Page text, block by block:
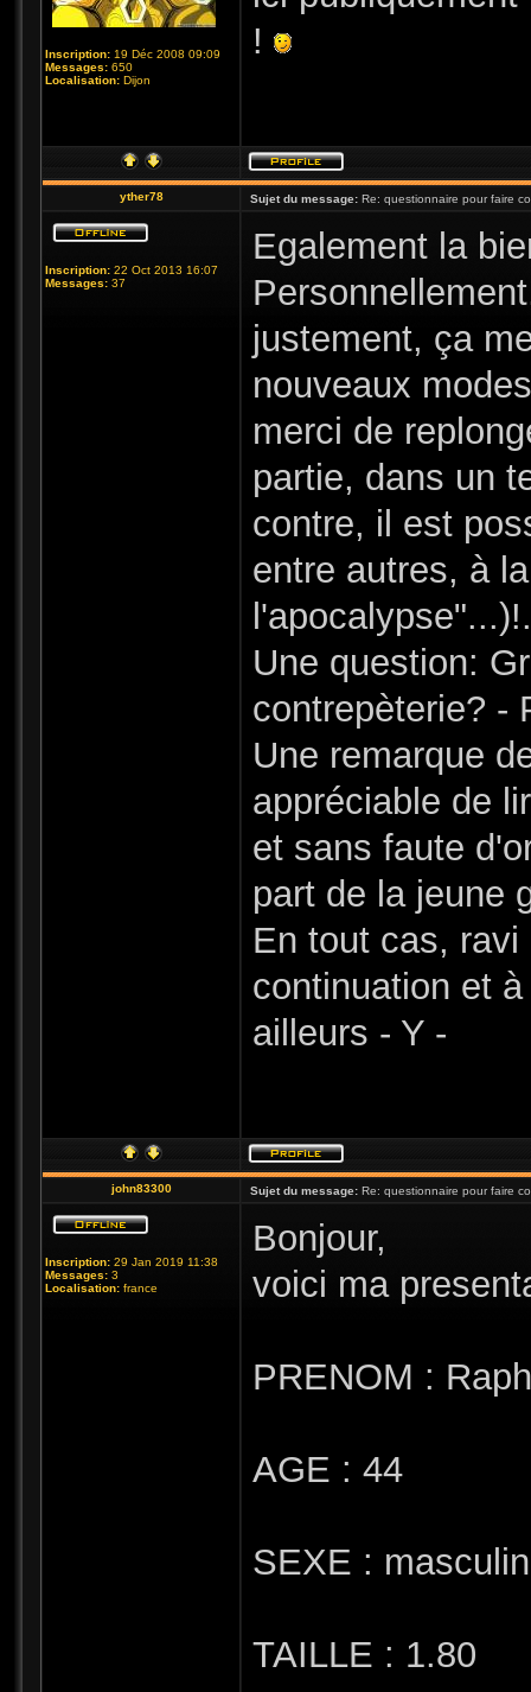
Inscription: 19 Déc 2008 09:09
Messages: 650
Localisation: Dijon
!
yther78 Sujet du message: Re: questionnaire pour faire
Inscription: 22 Oct 2013 16:07
Messages: 37
Egalement la
justement, ça
nouveaux
merci de
partie, dans un
contre, il est
entre autres, à
l'apocalypse"...)!.
Une question:
contrepèterie? -
Une remarque
appréciable de
et sans faute
part de la jeune
En tout cas,
continuation et
ailleurs - Y -
john83300 Sujet du message: Re: questionnaire pour faire
Inscription: 29 Jan 2019 11:38
Messages: 3
Localisation: france
Bonjour,
voici ma
PRENOM :
AGE : 44
SEXE : masculin
TAILLE : 1.80